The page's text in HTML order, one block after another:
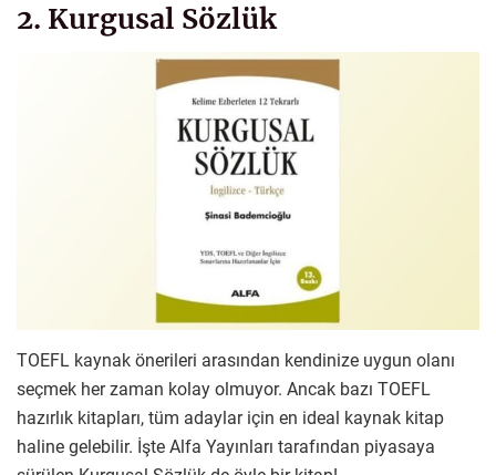
2. Kurgusal Sözlük
TOEFL kaynak önerileri arasından kendinize uygun olanı
seçmek her zaman kolay olmuyor. Ancak bazı TOEFL
hazırlık kitapları, tüm adaylar için en ideal kaynak kitap
haline gelebilir. İşte Alfa Yayınları tarafından piyasaya